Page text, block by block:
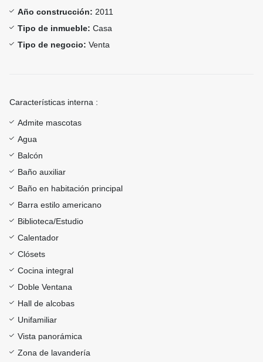
Año construcción: 2011
Tipo de inmueble: Casa
Tipo de negocio: Venta
Características interna :
Admite mascotas
Agua
Balcón
Baño auxiliar
Baño en habitación principal
Barra estilo americano
Biblioteca/Estudio
Calentador
Clósets
Cocina integral
Doble Ventana
Hall de alcobas
Unifamiliar
Vista panorámica
Zona de lavandería